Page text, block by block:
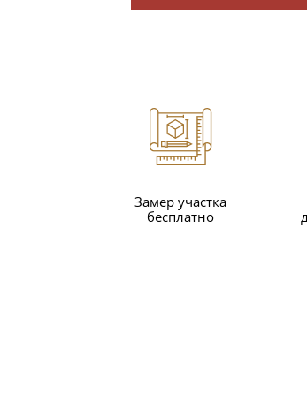
Замер участка
бесплатно